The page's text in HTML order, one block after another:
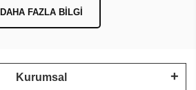
DAHA FAZLA BILGI
Kurumsal